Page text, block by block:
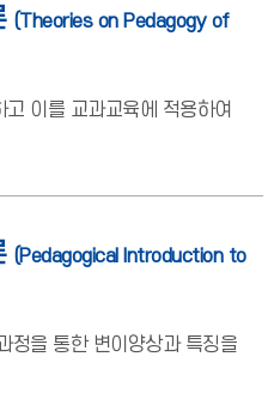
(Theories on Pedagogy of
이를 교과교육에 적용하여
(Pedagogical Introduction to
정을 통한 변이양상과 특징을